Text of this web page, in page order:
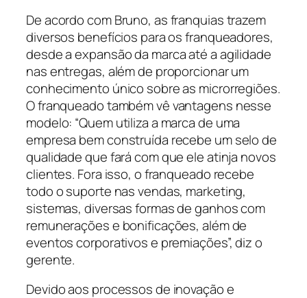
De acordo com Bruno, as franquias trazem
diversos benefícios para os franqueadores,
desde a expansão da marca até a agilidade
nas entregas, além de proporcionar um
conhecimento único sobre as microrregiões.
O franqueado também vê vantagens nesse
modelo: “Quem utiliza a marca de uma
empresa bem construída recebe um selo de
qualidade que fará com que ele atinja novos
clientes. Fora isso, o franqueado recebe
todo o suporte nas vendas, marketing,
sistemas, diversas formas de ganhos com
remunerações e bonificações, além de
eventos corporativos e premiações”, diz o
gerente.
Devido aos processos de inovação e